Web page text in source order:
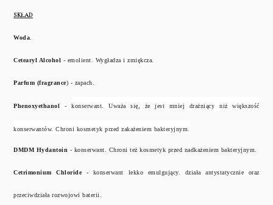
SKŁAD
Woda
Cetearyl Alcohol - emolient. Wygładza i zmiękcza.
Parfum (fragrance) - zapach.
Phenoxyethanol -konserwant. Uważa się, że jest mniej drażniący niż większość
konserwantów. Chroni kosmetyk przed zakażeniem bakteryjnym.
DMDM Hydantoin - konserwant. Chroni też kosmetyk przed nadkażeniem bakteryjnym.
Cetrimonium Chloride- konserwant lekko emulgujący. działa antystatycznie oraz
przeciwdziała rozwojowi baterii.